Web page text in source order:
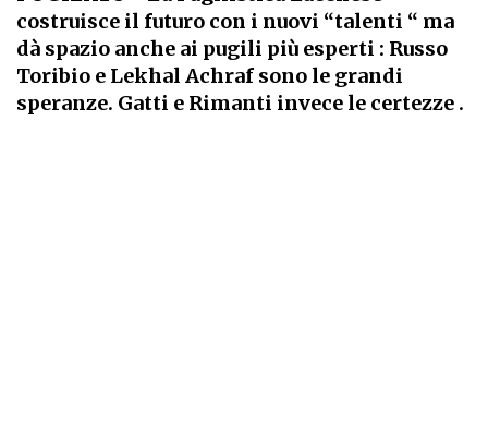
costruisce il futuro con i nuovi “talenti “ ma
dà spazio anche ai pugili più esperti : Russo
Toribio e Lekhal Achraf sono le grandi
speranze. Gatti e Rimanti invece le certezze .